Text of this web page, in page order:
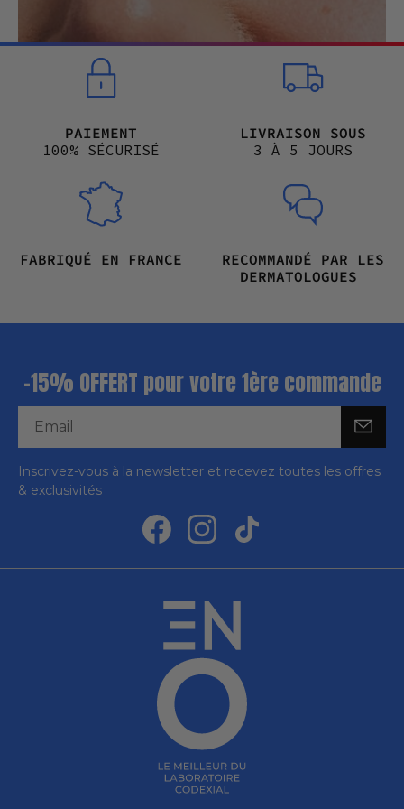
PAIEMENT
100% SÉCURISÉ
LIVRAISON SOUS
3 À 5 JOURS
FABRIQUÉ EN FRANCE
RECOMMANDÉ PAR LES
DERMATOLOGUES
-15% OFFERT pour votre 1ère commande
Inscrivez-vous à la newsletter et recevez toutes les offres
& exclusivités